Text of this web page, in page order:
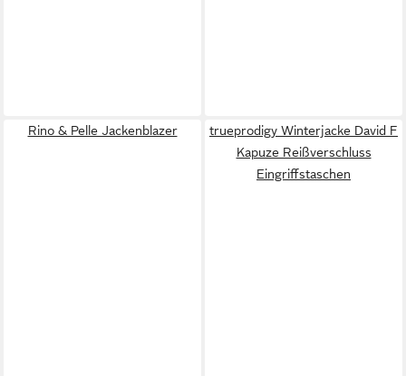
Rino & Pelle Jackenblazer
trueprodigy Winterjacke David F
Kapuze Reißverschluss
Eingriffstaschen